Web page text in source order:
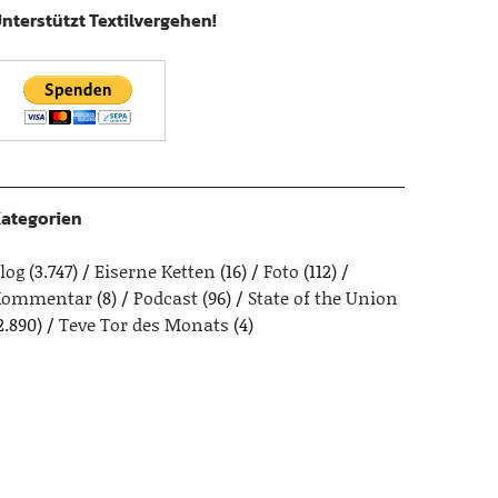
Textilvergehen!
(3.747) Eiserne Ketten (16) Foto (112)
(8) Podcast(96)
State of the Union
Teve Tor des Monats (4)